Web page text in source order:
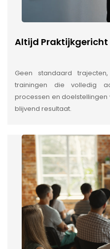
Altijd Praktijkgericht
Geen standaard
trainingen die volledig
processen en
blijvend resultaat.